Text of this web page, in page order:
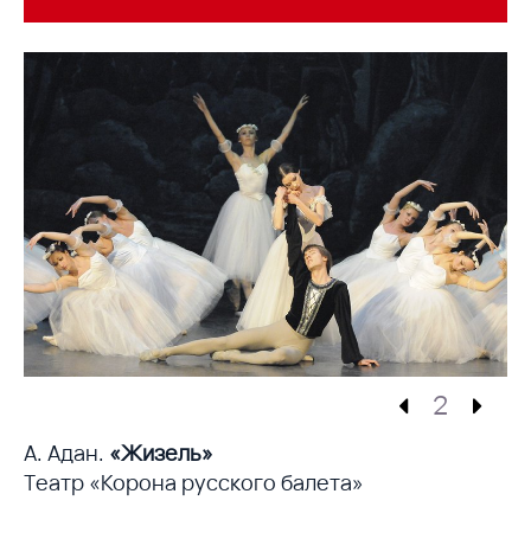
2
А. Адан. «Жизель»
Театр «Корона русского балета»